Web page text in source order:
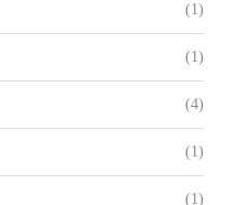
(1)
(1)
(4)
(1)
(1)